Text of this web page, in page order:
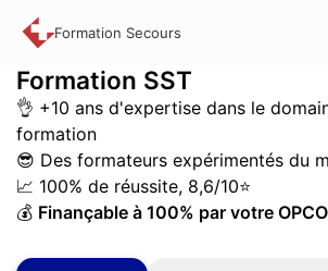
Formation Secours
Formation SST
👌 +10 ans d'expertise dans le
formation
😎 Des formateurs expérimentés du
📈 100% de réussite, 8,6/10⭐
💰 Finançable à 100% par votre OPCO